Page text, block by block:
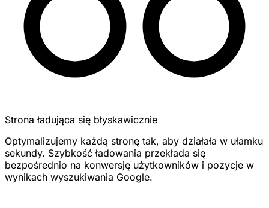
Strona ładująca się błyskawicznie
Optymalizujemy każdą stronę tak, aby działała w ułamku
sekundy. Szybkość ładowania przekłada się
bezpośrednio na konwersję użytkowników i pozycje w
wynikach wyszukiwania Google.